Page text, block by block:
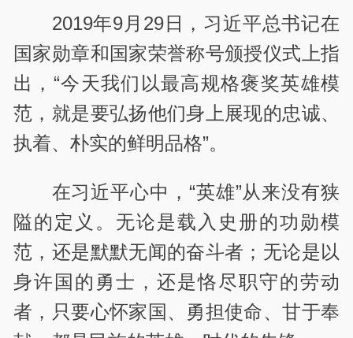
2019年9月29日，习近平总书记在
国家勋章和国家荣誉称号颁授仪式上指
出，“今天我们以最高规格褒奖英雄模
范，就是要弘扬他们身上展现的忠诚、
执着、朴实的鲜明品格”。
在习近平心中，“英雄”从来没有狭
隘的定义。无论是载入史册的功勋模
范，还是默默无闻的奋斗者；无论是以
身许国的勇士，还是恪尽职守的劳动
者，只要心怀家国、勇担使命、甘于奉